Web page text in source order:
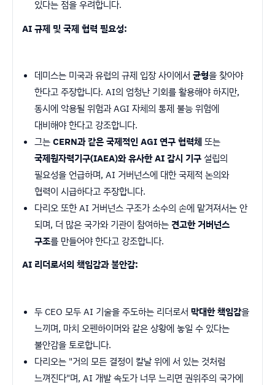
있다는 점을 우려합니다.
AI 규제 및 국제 협력 필요성:
데미스는 미국과 유럽의 규제 입장 사이에서 균형을 찾아야
한다고 주장합니다. AI의 엄청난 기회를 활용해야 하지만,
동시에 악용될 위험과 AGI 자체의 통제 불능 위험에
대비해야 한다고 강조합니다.
그는CERN과 같은 국제적인 AGI 연구 협력체또는
국제원자력기구(IAEA)와 유사한 AI 감시 기구 설립의
필요성을 언급하며, AI 거버넌스에 대한 국제적 논의와
협력이 시급하다고 주장합니다.
다리오 또한 AI 거버넌스 구조가 소수의 손에 맡겨져서는 안
되며, 더 많은 국가와 기관이 참여하는 견고한 거버넌스
구조를 만들어야 한다고 강조합니다.
AI 리더로서의 책임감과 불안감:
두 CEO 모두 AI 기술을 주도하는 리더로서 막대한 책임감을
느끼며, 마치 오펜하이머와 같은 상황에 놓일 수 있다는
불안감을 토로합니다.
다리오는 "거의 모든 결정이 칼날 위에 서 있는 것처럼
느껴진다"며, AI 개발 속도가 너무 느리면 권위주의 국가에